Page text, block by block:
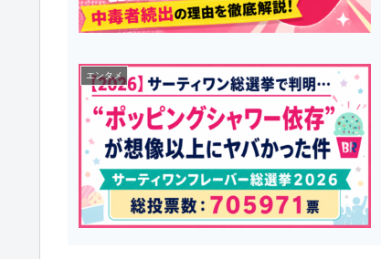
エンタメ